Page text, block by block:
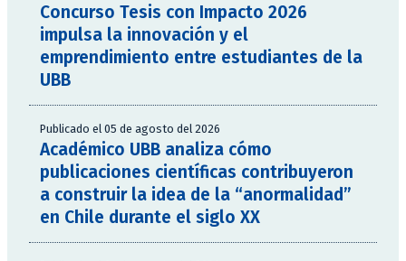
Concurso Tesis con Impacto 2026
impulsa la innovación y el
emprendimiento entre estudiantes de la
UBB
Publicado el 05 de agosto del 2026
Académico UBB analiza cómo
publicaciones científicas contribuyeron
a construir la idea de la “anormalidad”
en Chile durante el siglo XX